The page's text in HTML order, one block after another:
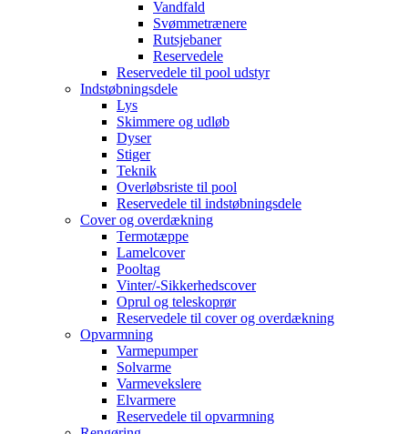
Vandfald
Svømmetrænere
Rutsjebaner
Reservedele
Reservedele til pool udstyr
Indstøbningsdele
Lys
Skimmere og udløb
Dyser
Stiger
Teknik
Overløbsriste til pool
Reservedele til indstøbningsdele
Cover og overdækning
Termotæppe
Lamelcover
Pooltag
Vinter/-Sikkerhedscover
Oprul og teleskoprør
Reservedele til cover og overdækning
Opvarmning
Varmepumper
Solvarme
Varmevekslere
Elvarmere
Reservedele til opvarmning